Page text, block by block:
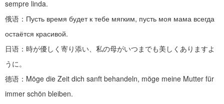
sempre linda.
俄语： Пусть время будет к тебе мягким, пусть моя мама всегда
остаётся красивой.
日语：時が優しく寄り添い、私の母がいつまでも美しくありますよ
うに。
德语： Möge die Zeit dich sanft behandeln, möge meine Mutter für
immer schön bleiben.